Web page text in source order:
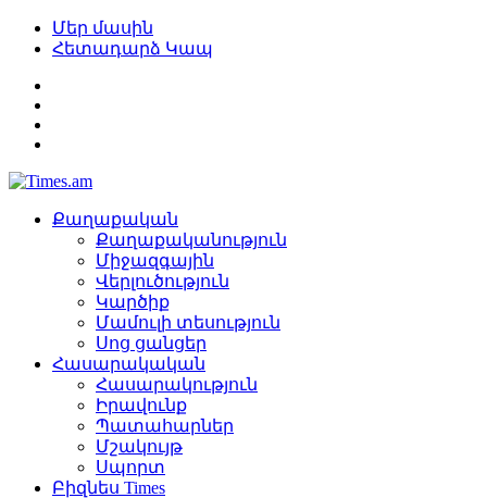
Մեր մասին
Հետադարձ Կապ
Քաղաքական
Քաղաքականություն
Միջազգային
Վերլուծություն
Կարծիք
Մամուլի տեսություն
Սոց ցանցեր
Հասարակական
Հասարակություն
Իրավունք
Պատահարներ
Մշակույթ
Սպորտ
Բիզնես Times